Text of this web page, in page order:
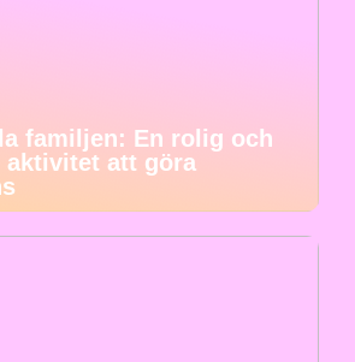
familjen: En rolig och
aktivitet att göra